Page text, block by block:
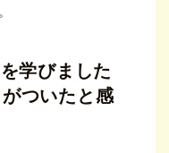
学びました
ついたと感